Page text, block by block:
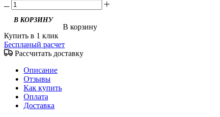
В корзину
Купить в 1 клик
Беспланый расчет
Рассчитать доставку
Описание
Отзывы
Как купить
Оплата
Доставка